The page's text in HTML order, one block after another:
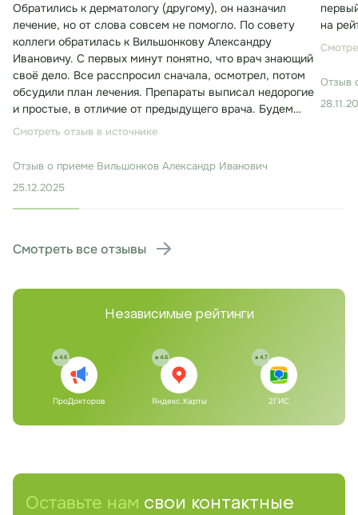
Обратились к дерматологу (другому), он назначил
лечение, но от слова совсем не помогло. По совету
коллеги обратилась к Вильшонкову Александру
Ивановичу. С первых минут понятно, что врач знающий
своё дело. Все расспросил сначала, осмотрел, потом
обсудили план лечения. Препараты выписал недорогие
и простые, в отличие от предыдущего врача. Будем
лечиться. Консультация заняла около 30 минут.
Смотреть отзыв в источнике
Отзыв о приеме Вильшонков Александр Иванович
25.12.2025
на
Отзыв
Смотреть все отзывы
Независимые рейтинги
4.6
ПроДокторов
4.6
Яндекс.Карты
4.7
2ГИС
Оставьте нам свои контактные